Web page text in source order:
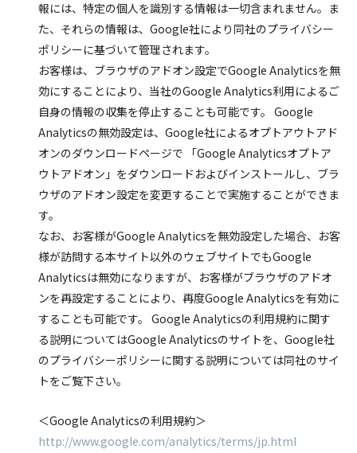
報には、特定の個人を識別する情報は一切含まれません。ま
た、それらの情報は、Google社により同社のプライバシー
ポリシーに基づいて管理されます。
お客様は、ブラウザのアドオン設定でGoogle Analyticsを無
効にすることにより、当社のGoogle Analytics利用によるご
自身の情報の収集を停止することも可能です。 Google
Analyticsの無効設定は、Google社によるオプトアウトアド
オンのダウンロードページで 「Google Analyticsオプトア
ウトアドオン」をダウンロードおよびインストールし、ブラ
ウザのアドオン設定を変更することで実施することができま
す。
なお、お客様がGoogle Analyticsを無効設定した場合、お客
様が訪問する本サイト以外のウェブサイトでもGoogle
Analyticsは無効になりますが、お客様がブラウザのアドオ
ンを再設定することにより、再度Google Analyticsを有効に
することも可能です。 Google Analyticsの利用規約に関す
る説明についてはGoogle Analyticsのサイトを、Google社
のプライバシーポリシーに関する説明については同社のサイ
トをご覧下さい。
＜Google Analyticsの利用規約＞
http://www.google.com/analytics/terms/jp.html